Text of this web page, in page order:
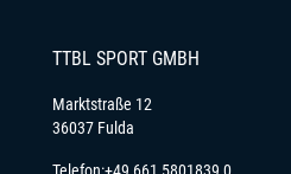
TTBL SPORT GMBH
Marktstraße 12
36037 Fulda